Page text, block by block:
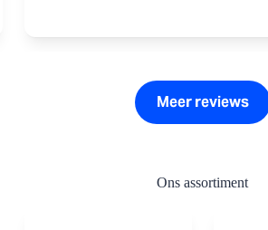
Meer reviews
Ons assortiment